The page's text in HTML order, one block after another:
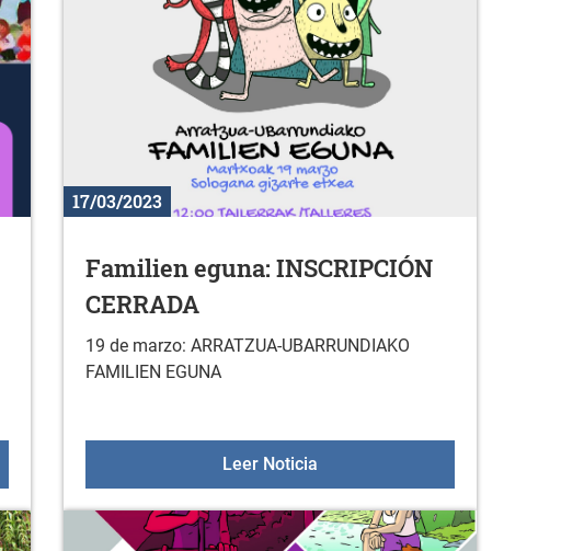
17/03/2023
Familien eguna: INSCRIPCIÓN
CERRADA
19 de marzo: ARRATZUA-UBARRUNDIAKO
FAMILIEN EGUNA
Leer Noticia